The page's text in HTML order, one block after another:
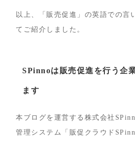
以上、「販売促進」の英語での言
てご紹介しました。
SPinnoは販売促進を行う企
ます
本ブログを運営する株式会社
管理システム「販促クラウド